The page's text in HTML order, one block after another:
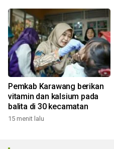
Pemkab Karawang berikan
vitamin dan kalsium pada
balita di 30 kecamatan
15 menit lalu